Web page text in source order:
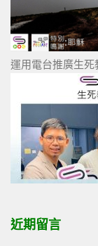
運用電台推廣生死
近期留言